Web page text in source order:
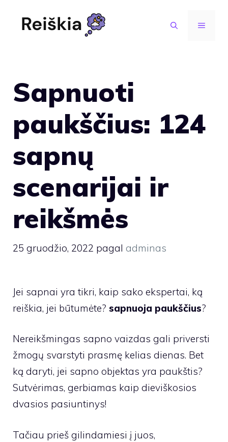
MENIU
Sapnuoti
paukščius: 124
sapnų
scenarijai ir
reikšmės
25 gruodžio, 2022 pagal adminas
Jei sapnai yra tikri, kaip sako ekspertai, ką
reiškia, jei būtumėte? sapnuoja paukščius?
Nereikšmingas sapno vaizdas gali priversti
žmogų svarstyti prasmę kelias dienas. Bet
ką daryti, jei sapno objektas yra paukštis?
Sutvėrimas, gerbiamas kaip dieviškosios
dvasios pasiuntinys!
Tačiau prieš gilindamiesi į juos,